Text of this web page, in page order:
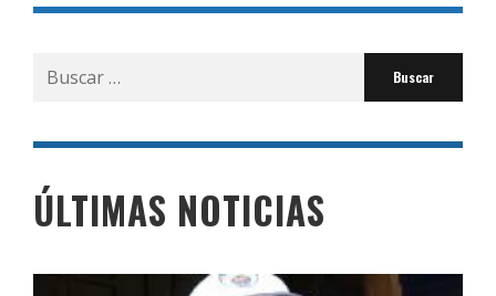
Buscar
por:
ÚLTIMAS NOTICIAS